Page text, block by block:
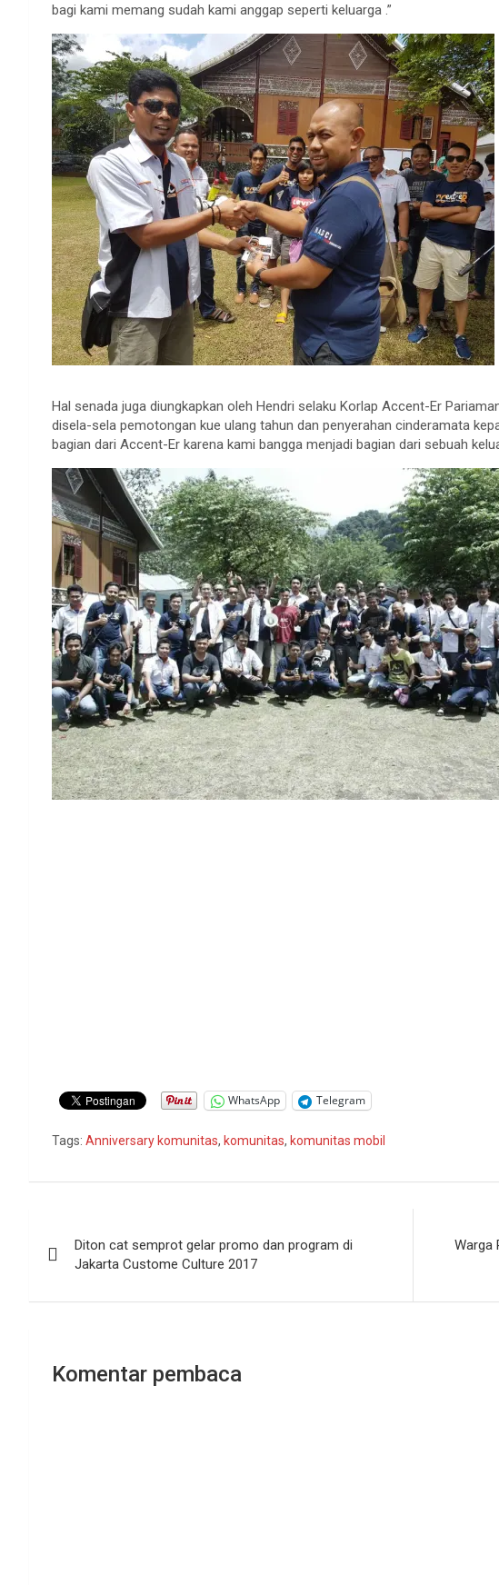
bagi kami memang sudah kami anggap seperti keluarga .”
Hal senada juga diungkapkan oleh Hendri selaku Korlap Accent-Er
disela-sela pemotongan kue ulang tahun dan penyerahan cinderamata
bagian dari Accent-Er karena kami bangga menjadi bagian dari sebuah
WhatsApp Telegram
Tags: Anniversary komunitas, komunitas, komunitas mobil
pos
Diton cat semprot gelar promo dan program di
Jakarta Custome Culture 2017
Warga
Komentar pembaca